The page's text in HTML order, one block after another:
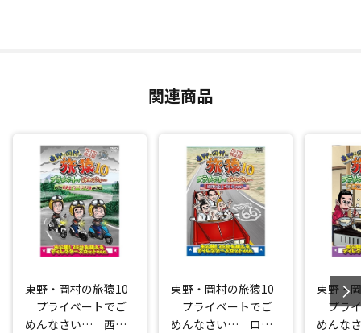
関連商品
東野・岡村の旅猿10
プライベートでご
めんなさい… 西伊
東野・岡村の旅猿10
プライベートでご
めんなさい… ロス
東野・
プラ
めんな